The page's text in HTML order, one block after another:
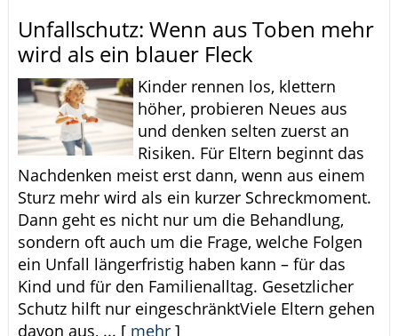
Unfallschutz: Wenn aus Toben mehr
wird als ein blauer Fleck
Kinder rennen los, klettern
höher, probieren Neues aus
und denken selten zuerst an
Risiken. Für Eltern beginnt das
Nachdenken meist erst dann, wenn aus einem
Sturz mehr wird als ein kurzer Schreckmoment.
Dann geht es nicht nur um die Behandlung,
sondern oft auch um die Frage, welche Folgen
ein Unfall längerfristig haben kann – für das
Kind und für den Familienalltag. Gesetzlicher
Schutz hilft nur eingeschränktViele Eltern gehen
davon aus, ... [ mehr ]